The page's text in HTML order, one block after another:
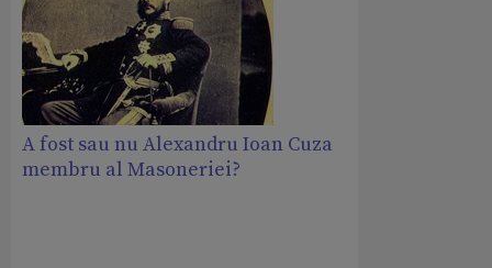
A fost sau nu Alexandru Ioan Cuza
membru al Masoneriei?